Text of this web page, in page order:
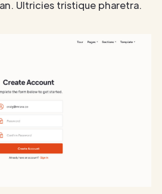
Ultricies tristique pharetra.